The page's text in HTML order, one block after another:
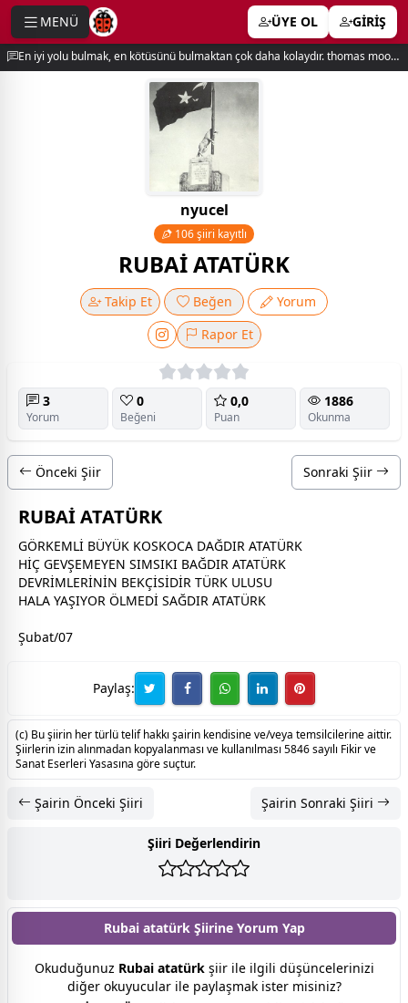
MENÜ ÜYE OL GİRİŞ
En iyi yolu bulmak, en kötüsünü bulmaktan çok daha kolaydır. thomas moore
nyucel
106 şiiri kayıtlı
RUBAİ ATATÜRK
Takip Et Beğen
Yorum
Rapor Et
3
Yorum
0
Beğeni
0,0
Puan
1886
Okunma
Önceki Şiir Sonraki Şiir
RUBAİ ATATÜRK
GÖRKEMLİ BÜYÜK KOSKOCA DAĞDIR ATATÜRK
HİÇ GEVŞEMEYEN SIMSIKI BAĞDIR ATATÜRK
DEVRİMLERİNİN BEKÇİSİDİR TÜRK ULUSU
HALA YAŞIYOR ÖLMEDİ SAĞDIR ATATÜRK
Şubat/07
Paylaş:
(c) Bu şiirin her türlü telif hakkı şairin kendisine ve/veya temsilcilerine aittir.
Şiirlerin izin alınmadan kopyalanması ve kullanılması 5846 sayılı Fikir ve
Sanat Eserleri Yasasına göre suçtur.
Şairin Önceki Şiiri Şairin Sonraki Şiiri
Şiiri Değerlendirin
Rubai atatürk Şiirine Yorum Yap
Okuduğunuz Rubai atatürkşiir ile ilgili düşüncelerinizi
diğer okuyucular ile paylaşmak ister misiniz?
menu